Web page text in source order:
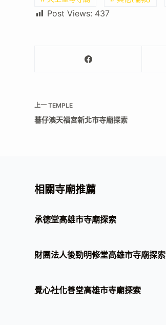
Post Views: 437
上一TEMPLE
蕃仔澳天福宮新北市寺廟探索
相關寺廟推薦
承德堂高雄市寺廟探索
財團法人後勁明修堂高雄市寺廟探索
覺心社化善堂高雄市寺廟探索